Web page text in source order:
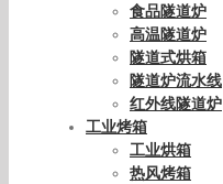
食品隧道炉
高温隧道炉
隧道式烘箱
隧道炉流水线
红外线隧道炉
工业烤箱
工业烘箱
热风烤箱